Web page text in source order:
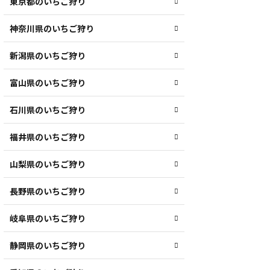
神奈川県のいちご狩り
新潟県のいちご狩り
富山県のいちご狩り
石川県のいちご狩り
福井県のいちご狩り
山梨県のいちご狩り
長野県のいちご狩り
岐阜県のいちご狩り
静岡県のいちご狩り